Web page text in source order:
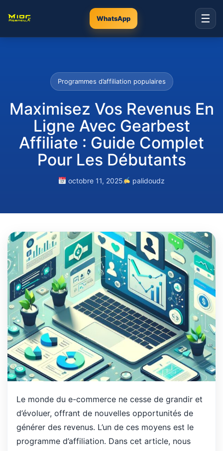
WhatsApp ☰
Programmes d’affiliation populaires
Maximisez Vos Revenus En
Ligne Avec Gearbest
Affiliate : Guide Complet
Pour Les Débutants
octobre 11, 2025 palidoudz
Le monde du e-commerce ne cesse de grandir et
d’évoluer, offrant de nouvelles opportunités de
générer des revenus. L’un de ces moyens est le
programme d’affiliation. Dans cet article, nous